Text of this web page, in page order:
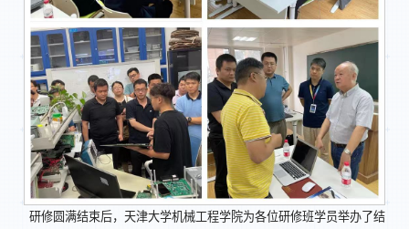
研修圆满结束后，天津大学机械工程学院为各位研修班学员举办了结